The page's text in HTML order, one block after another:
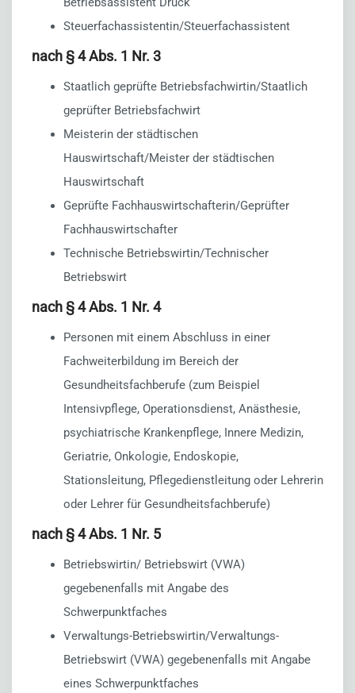
Steuerfachassistentin/Steuerfachassistent
nach § 4 Abs. 1 Nr. 3
Staatlich geprüfte Betriebsfachwirtin/Staatlich
geprüfter Betriebsfachwirt
Meisterin der städtischen
Hauswirtschaft/Meister der städtischen
Hauswirtschaft
Geprüfte Fachhauswirtschafterin/Geprüfter
Fachhauswirtschafter
Technische Betriebswirtin/Technischer
Betriebswirt
nach § 4 Abs. 1 Nr. 4
Personen mit einem Abschluss in einer
Fachweiterbildung im Bereich der
Gesundheitsfachberufe (zum Beispiel
Intensivpflege, Operationsdienst, Anästhesie,
psychiatrische Krankenpflege, Innere Medizin,
Geriatrie, Onkologie, Endoskopie,
Stationsleitung, Pflegedienstleitung oder Lehrerin
oder Lehrer für Gesundheitsfachberufe)
nach § 4 Abs. 1 Nr. 5
Betriebswirtin/ Betriebswirt (VWA)
gegebenenfalls mit Angabe des
Schwerpunktfaches
Verwaltungs-Betriebswirtin/Verwaltungs-
Betriebswirt (VWA) gegebenenfalls mit Angabe
eines Schwerpunktfaches